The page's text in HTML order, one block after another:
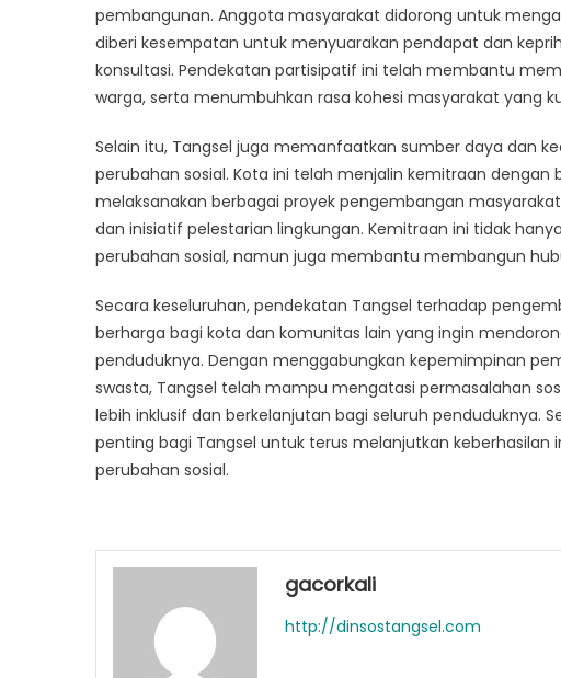
pembangunan. Anggota masyarakat didorong untuk
diberi kesempatan untuk menyuarakan pendapat dan
konsultasi. Pendekatan partisipatif ini telah membantu
warga, serta menumbuhkan rasa kohesi masyarakat yang
Selain itu, Tangsel juga memanfaatkan sumber daya dan
perubahan sosial. Kota ini telah menjalin kemitraan dengan
melaksanakan berbagai proyek pengembangan
dan inisiatif pelestarian lingkungan. Kemitraan ini tidak
perubahan sosial, namun juga membantu membangun
Secara keseluruhan, pendekatan Tangsel terhadap
berharga bagi kota dan komunitas lain yang ingin
penduduknya. Dengan menggabungkan kepemimpinan
swasta, Tangsel telah mampu mengatasi permasalahan
lebih inklusif dan berkelanjutan bagi seluruh penduduknya.
penting bagi Tangsel untuk terus melanjutkan
perubahan sosial.
gacorkali
http://dinsostangsel.com